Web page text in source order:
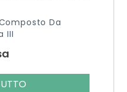
Da
III